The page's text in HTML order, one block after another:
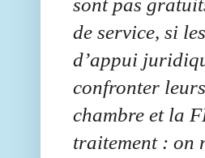
sont pas
de service, si
d’appui
confronter
chambre et la
traitement : on